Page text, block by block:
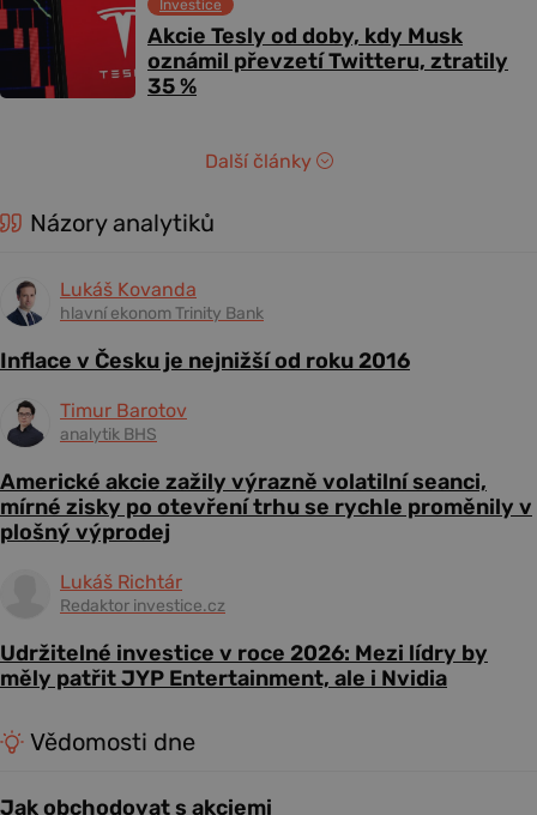
Akcie Tesly od doby, kdy Musk
oznámil převzetí Twitteru, ztratily
35 %
Investice
Další články
Názory analytiků
Lukáš Kovanda
hlavní ekonom Trinity Bank
Inflace v Česku je nejnižší od roku 2016
Timur Barotov
analytik BHS
Americké akcie zažily výrazně volatilní seanci,
mírné zisky po otevření trhu se rychle proměnily v
plošný výprodej
Lukáš Richtár
Redaktor investice.cz
Udržitelné investice v roce 2026: Mezi lídry by
měly patřit JYP Entertainment, ale i Nvidia
Vědomosti dne
Jak obchodovat s akciemi